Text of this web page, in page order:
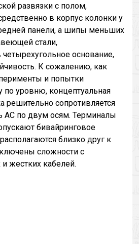
развязки с полом,
в корпус колонки у
панели, а шипы меньших
стали,
основание,
К сожалению, как
и попытки
по уровню, концептуальная
решительно сопротивляется
АС по двум осям. Терминалы
бивайринговое
близко друг к
сложности с
жестких кабелей.